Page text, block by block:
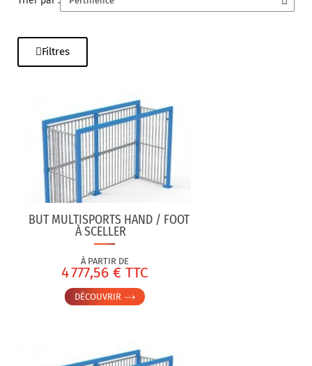
Filtres
BUT MULTISPORTS HAND / FOOT
À SCELLER
À PARTIR DE
4 777,56 € TTC
DÉCOUVRIR